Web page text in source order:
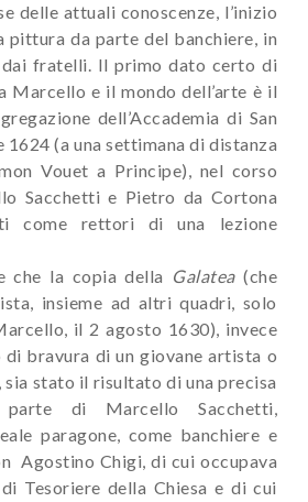
delle attuali conoscenze, l’inizio
pittura da parte del banchiere, in
fratelli. Il primo dato certo di
Marcello e il mondo dell’arte è il
dell’Accademia di San
(a una settimana di distanza
Vouet a Principe), nel corso
Sacchetti e Pietro da Cortona
come rettori di una lezione
che la copia della Galatea(che
insieme ad altri quadri, solo
il 2 agosto 1630), invece
di bravura di un giovane artista o
sia stato il risultato di una precisa
parte di Marcello Sacchetti,
paragone, come banchiere e
Agostino Chigi, di cui occupava
Tesoriere della Chiesa e di cui